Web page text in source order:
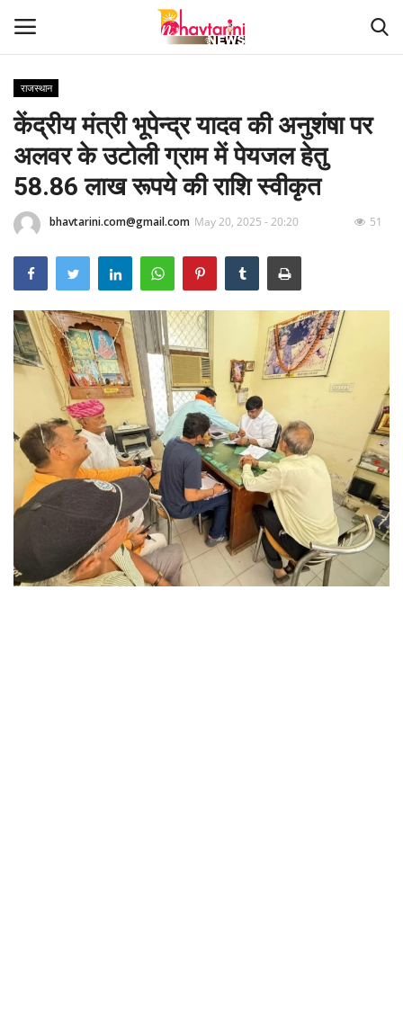
Home
संपर्क करें
Contact
हमारे बारे मेंं
देश
दुनिया
मध्य प्रदेश
छत्तीसगढ़
राजस्थान
उत्तराखंड
राजस्थान
केंद्रीय मंत्री भूपेन्द्र यादव की अनुशंषा पर
अलवर के उटोली ग्राम में पेयजल हेतु
58.86 लाख रूपये की राशि स्वीकृत
bhavtarini.com@gmail.com May 20, 2025 - 20:20 51